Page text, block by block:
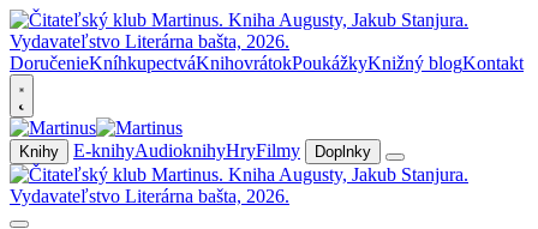
DoručenieKníhkupectváKnihovrátokPoukážkyKnižný blogKontakt
Knihy E-knihyAudioknihyHryFilmy Doplnky